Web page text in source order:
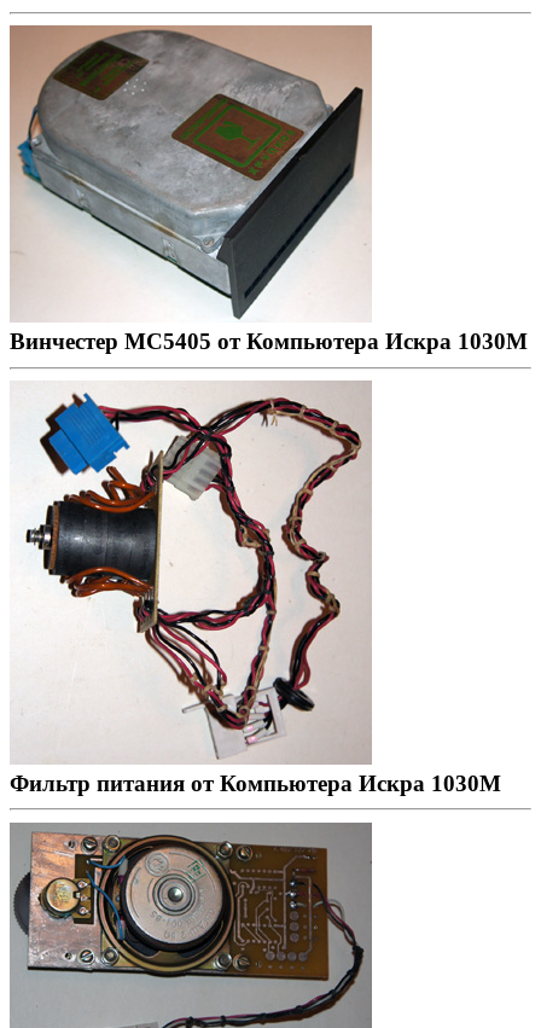
Винчестер МС5405 от Компьютера Искра 1030М
Фильтр питания от Компьютера Искра 1030М